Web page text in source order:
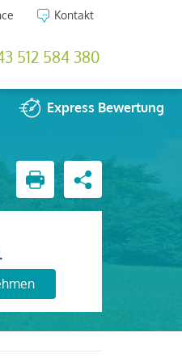
Kontakt
512 584 380
Express Bewertung